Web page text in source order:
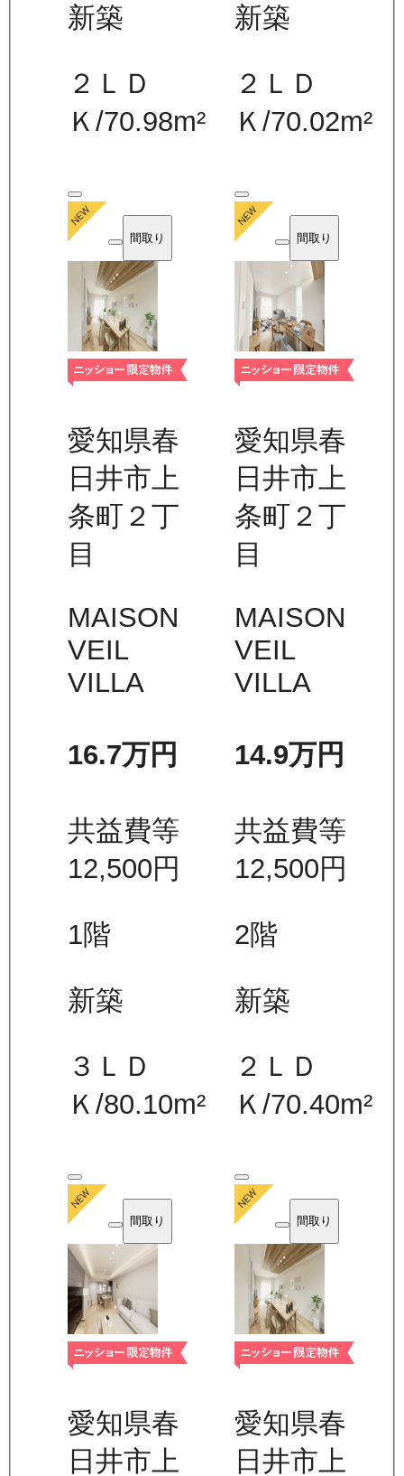
新築
２ＬＤ
Ｋ/70.98m²
新築
２ＬＤ
Ｋ /70.02m²
間取り
愛知県春
日井市上
条町２丁
目
MAISON
VEIL
VILLA
16.7万円
共益費等
12,500円
1階
新築
３ＬＤ
Ｋ/80.10m²
間取り
愛知県春
日井市上
条町２丁
目
MAISON
VEIL
VILLA
14.9万円
共益費等
12,500円
2階
新築
２ＬＤ
Ｋ /70.40m²
間取り
愛知県春
日井市上
間取り
愛知県春
日井市上